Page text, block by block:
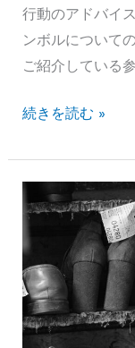
水
浮
く
ガ
底
ボ
ー
行動のアドバイ
ンボルについて
ご紹介している
サ
ア
ン
シ
ボ
ル
活
続きを読む »